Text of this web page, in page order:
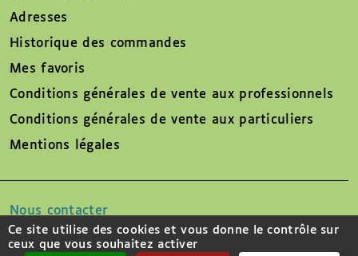
Adresses
Historique des commandes
Mes favoris
Conditions générales de vente aux professionnels
Conditions générales de vente aux particuliers
Mentions légales
Nous contacter
Suivez-nous sur
Ce site utilise des cookies et vous donne le contrôle sur
ceux que vous souhaitez activer